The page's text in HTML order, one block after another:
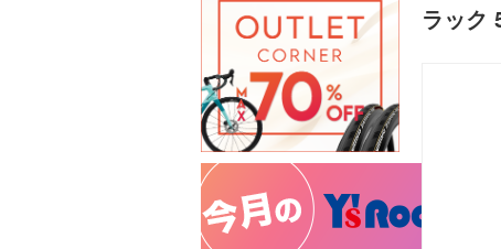
ラック